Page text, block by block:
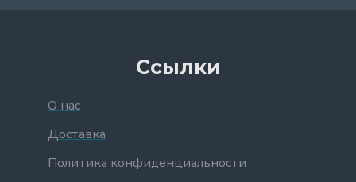
Ссылки
О нас
Доставка
Политика конфиденциальности